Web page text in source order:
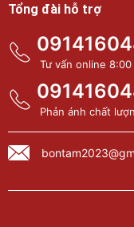
Tổng đài hỗ trợ
Tư vấn online
Phản ánh chất